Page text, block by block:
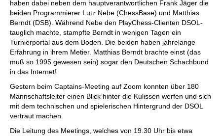
haben dabei neben dem hauptverantwortlichen Frank Jäger die
beiden Programmierer Lutz Nebe (ChessBase) und Matthias
Berndt (DSB). Während Nebe den PlayChess-Clienten DSOL-
tauglich machte, stampfte Berndt in wenigen Tagen ein
Turnierportal aus dem Boden. Die beiden haben jahrelange
Erfahrung in ihrem Metier. Matthias Berndt brachte einst (das
muß so 1995 gewesen sein) sogar den Deutschen Schachbund
in das Internet!
Gestern beim Captains-Meeting auf Zoom konnten über 180
Mannschaftsleiter einen Blick hinter die Kulissen werfen und sich
mit dem technischen und spielerischen Hintergrund der DSOL
vertraut machen.
Die Leitung des Meetings, welches von 19.30 Uhr bis etwa